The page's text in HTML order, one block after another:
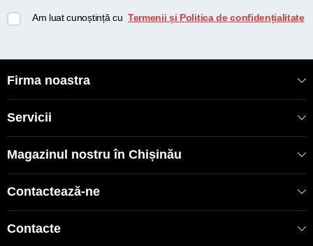
Am luat cunoștință cu Termenii și Politica de confidențialitate
Firma noastra
Servicii
Magazinul nostru în Chișinău
Contactează-ne
Contacte